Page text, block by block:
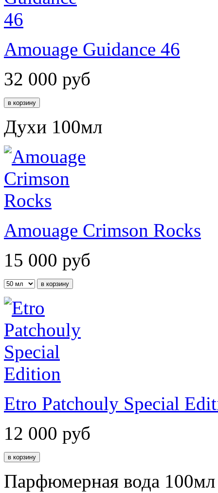
Amouage Guidance 46
32 000 руб
Духи 100мл
Amouage Crimson Rocks
15 000 руб
Etro Patchouly Special
12 000 руб
Парфюмерная вода 100мл